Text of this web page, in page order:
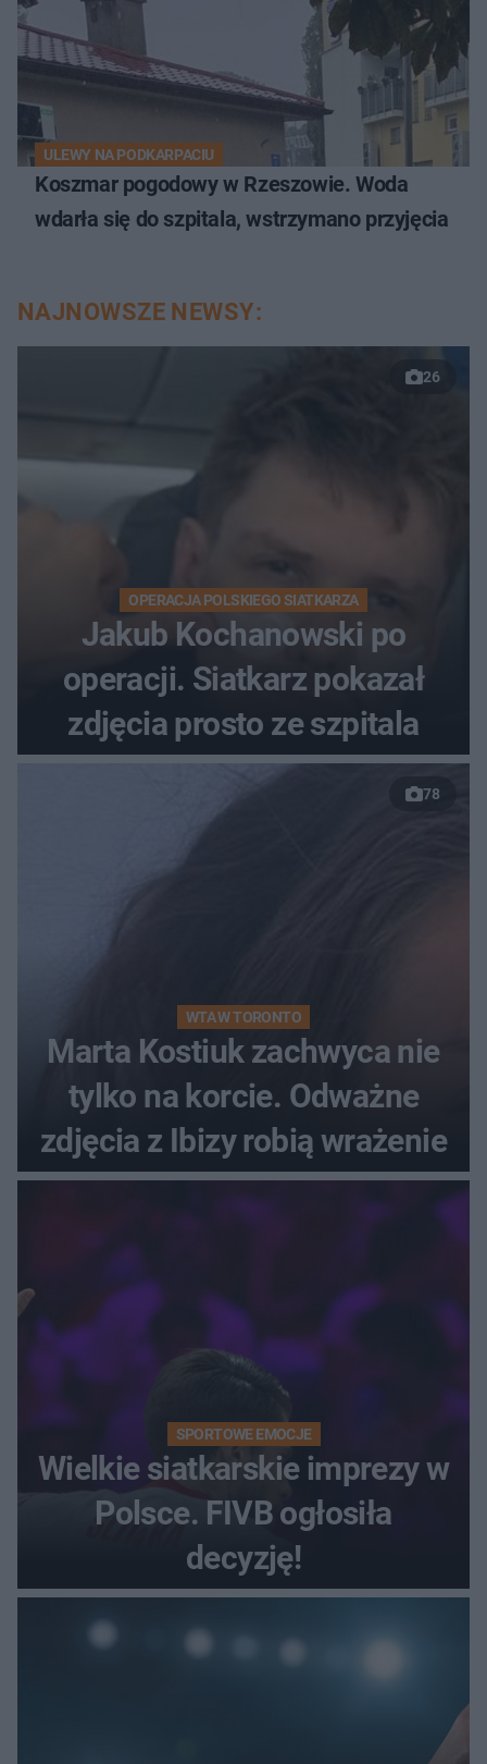
ULEWY NA PODKARPACIU
Koszmar pogodowy w Rzeszowie. Woda
wdarła się do szpitala, wstrzymano przyjęcia
NAJNOWSZE NEWSY:
26
OPERACJA POLSKIEGO SIATKARZA
Jakub Kochanowski po
operacji. Siatkarz pokazał
zdjęcia prosto ze szpitala
78
WTA W TORONTO
Marta Kostiuk zachwyca nie
tylko na korcie. Odważne
zdjęcia z Ibizy robią wrażenie
SPORTOWE EMOCJE
Wielkie siatkarskie imprezy w
Polsce. FIVB ogłosiła
decyzję!